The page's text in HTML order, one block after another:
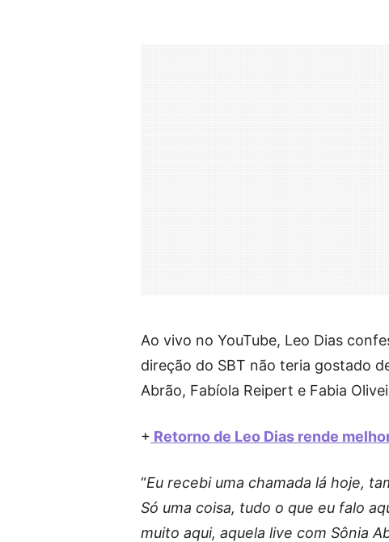
Ao vivo no YouTube, Leo Dias
direção do SBT não teria gostado
Abrão, Fabíola Reipert e Fabia
+ Retorno de Leo Dias rende
“Eu recebi uma chamada lá hoje,
Só uma coisa, tudo o que eu falo
muito aqui, aquela live com Sônia